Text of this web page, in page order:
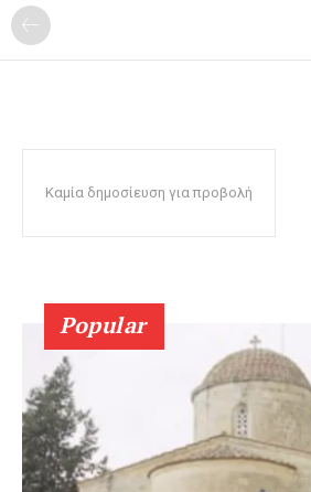
Καμία δημοσίευση για προβολή
Popular